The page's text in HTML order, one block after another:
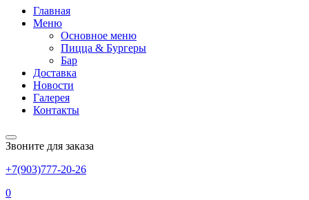
Главная
Меню
Основное меню
Пицца & Бургеры
Бар
Доставка
Новости
Галерея
Контакты
Звоните для заказа
+7(903)777-20-26
0